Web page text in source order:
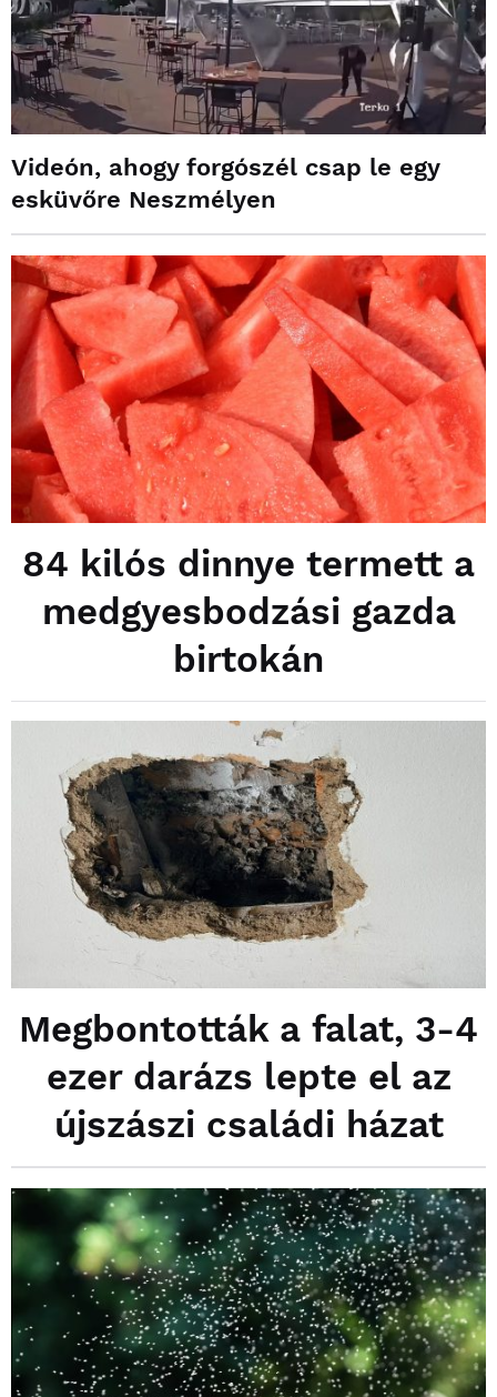
Videón, ahogy forgószél csap le egy
esküvőre Neszmélyen
84 kilós dinnye termett a
medgyesbodzási gazda
birtokán
Megbontották a falat, 3-4
ezer darázs lepte el az
újszászi családi házat